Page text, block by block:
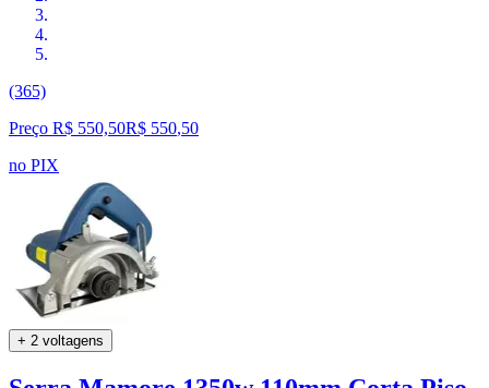
(365)
Preço R$ 550,50R$ 550,50
no PIX
+ 2 voltagens